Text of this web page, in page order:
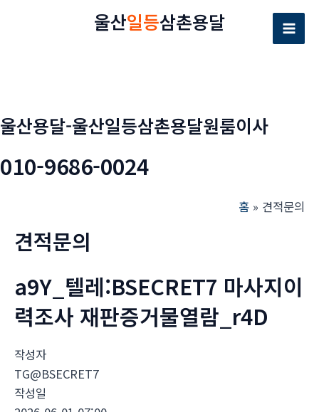
뛰
울산일등삼촌용달
Main
울산용달-울산일등삼촌용달원룸이사
010-9686-0024
홈 견적문의
견적문의
a9Y_텔레:BSECRET7 마사지이
력조사 재판증거물열람_r4D
작성자
TG@BSECRET7
작성일